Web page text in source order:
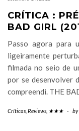
CRÍTICA :
BAD GIRL
Passo agora para
ligeiramente
filmada no seio de
por se desenvolver
compreendi. THE
Críticas Reviews ★★★ - by